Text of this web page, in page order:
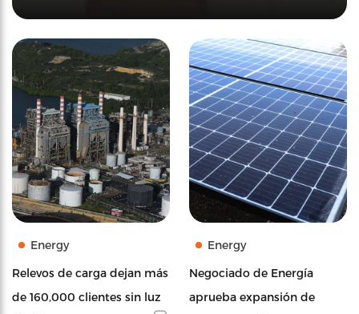
Energy
Relevos de carga dejan más
de 160,000 clientes sin luz
Energy
Negociado de Energía
aprueba expansión de